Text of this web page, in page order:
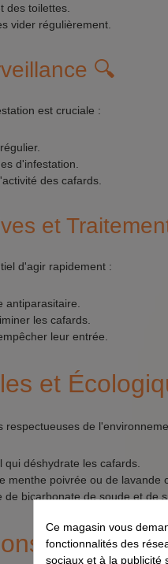
des toilettes.
vider régulièrement.
🔍
est cruciale :
d'infestation.
des cafards.
et
d'agir rapidement :
antiparasitaire.
les cafards.
leur entrée.
et
respectueuses de
qui déshydrate les cafards.
menthe poivrée ou de lavande
de bicarbonate de soude et de
Nos
Ce magasin vous
fonctionnalités des
sociaux et à la publicité